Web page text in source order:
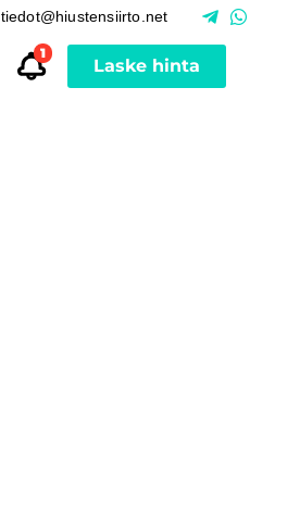
tiedot@hiustensiirto.net
1
Laske hinta